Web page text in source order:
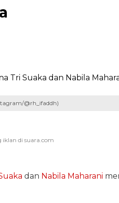
@rh_ifaddh)
dan Nabila Maharani